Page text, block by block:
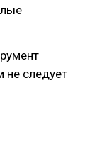
не следует